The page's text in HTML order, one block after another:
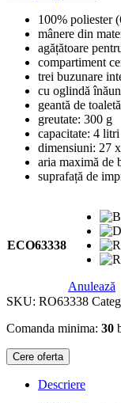
100% poliester
mânere din
agățătoare
compartiment
trei buzunare
cu oglindă
geantă de toaletă
greutate: 300 g
capacitate: 4 litri
dimensiuni: 27
aria maximă de
suprafață de
ECO63338
Anulează
SKU: RO63338
Comanda minima: 30
Cere oferta
Descriere